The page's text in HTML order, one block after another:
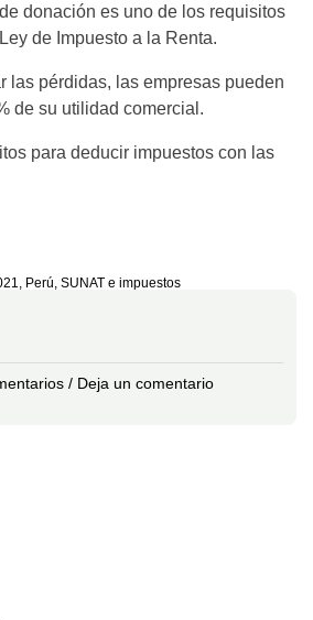
donación es uno de los requisitos
de Impuesto a la Renta.
las pérdidas, las empresas pueden
de su utilidad comercial.
para deducir impuestos con las
, Perú, SUNAT e impuestos
/ Deja un comentario